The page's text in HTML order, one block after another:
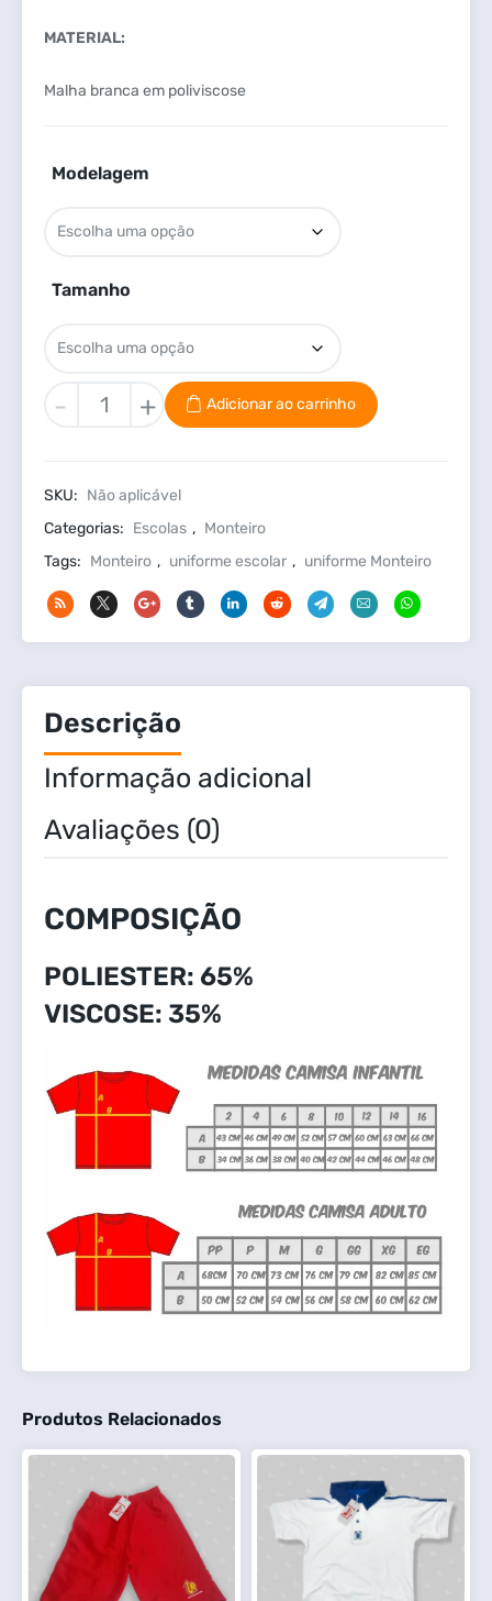
MATERIAL:
Malha branca em poliviscose
Modelagem
Tamanho
-
Monteiro
Camisa
I
quantidade
+ Adicionar ao carrinho
SKU: Não aplicável
Categorias: Escolas , Monteiro
Tags: Monteiro , uniforme escolar , uniforme Monteiro
Descrição
Informação adicional
Avaliações (0)
COMPOSIÇÃO
POLIESTER: 65%
VISCOSE: 35%
Produtos Relacionados